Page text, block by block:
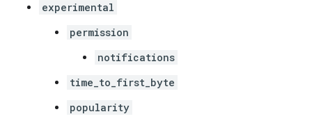
experimental
permission
notifications
time_to_first_byte
popularity